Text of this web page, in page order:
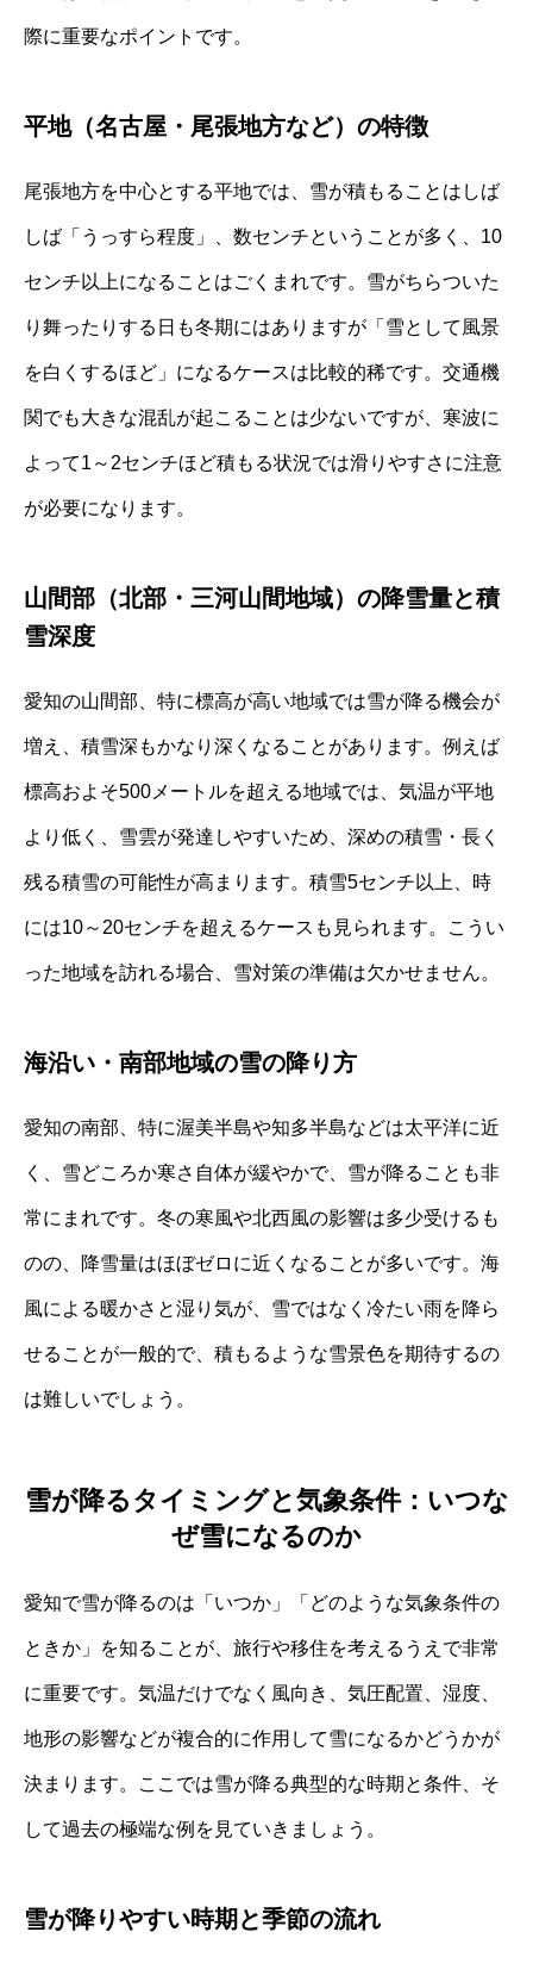
際に重要なポイントです。
平地（名古屋・尾張地方など）の特徴
尾張地方を中心とする平地では、雪が積もることはしば
しば「うっすら程度」、数センチということが多く、10
センチ以上になることはごくまれです。雪がちらついた
り舞ったりする日も冬期にはありますが「雪として風景
を白くするほど」になるケースは比較的稀です。交通機
関でも大きな混乱が起こることは少ないですが、寒波に
よって1～2センチほど積もる状況では滑りやすさに注意
が必要になります。
山間部（北部・三河山間地域）の降雪量と積
雪深度
愛知の山間部、特に標高が高い地域では雪が降る機会が
増え、積雪深もかなり深くなることがあります。例えば
標高およそ500メートルを超える地域では、気温が平地
より低く、雪雲が発達しやすいため、深めの積雪・長く
残る積雪の可能性が高まります。積雪5センチ以上、時
には10～20センチを超えるケースも見られます。こうい
った地域を訪れる場合、雪対策の準備は欠かせません。
海沿い・南部地域の雪の降り方
愛知の南部、特に渥美半島や知多半島などは太平洋に近
く、雪どころか寒さ自体が緩やかで、雪が降ることも非
常にまれです。冬の寒風や北西風の影響は多少受けるも
のの、降雪量はほぼゼロに近くなることが多いです。海
風による暖かさと湿り気が、雪ではなく冷たい雨を降ら
せることが一般的で、積もるような雪景色を期待するの
は難しいでしょう。
雪が降るタイミングと気象条件：いつな
ぜ雪になるのか
愛知で雪が降るのは「いつか」「どのような気象条件の
ときか」を知ることが、旅行や移住を考えるうえで非常
に重要です。気温だけでなく風向き、気圧配置、湿度、
地形の影響などが複合的に作用して雪になるかどうかが
決まります。ここでは雪が降る典型的な時期と条件、そ
して過去の極端な例を見ていきましょう。
雪が降りやすい時期と季節の流れ